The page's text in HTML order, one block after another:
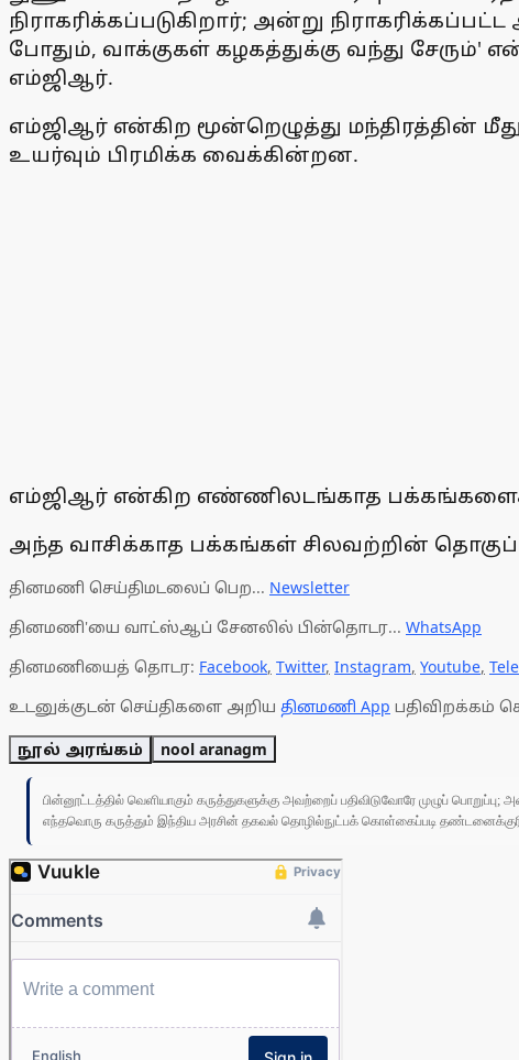
நிராகரிக்கப்படுகிறார்; அன்று
போதும், வாக்குகள் கழகத்துக்கு வந்து சேரும்'
எம்ஜிஆர்.
எம்ஜிஆர் என்கிற மூன்றெழுத்து மந்திரத்தின்
உயர்வும் பிரமிக்க வைக்கின்றன.
எம்ஜிஆர் என்கிற எண்ணிலடங்காத
அந்த வாசிக்காத பக்கங்கள் சிலவற்றின்
தினமணி செய்திமடலைப் பெற... Newsletter
தினமணி'யை வாட்ஸ்ஆப் சேனலில் பின்தொடர... WhatsApp
தினமணியைத் தொடர: Facebook, Twitter, Instagram, Youtube,
உடனுக்குடன் செய்திகளை அறிய தினமணி App பதிவிறக்கம்
நூல் அரங்கம் nool aranagm
பின்னூட்டத்தில் வெளியாகும் கருத்துகளுக்கு அவற்றைப் பதிவிடுவோரே முழுப்
எந்தவொரு கருத்தும் இந்திய அரசின் தகவல் தொழில்நுட்பக் கொள்கைப்படி